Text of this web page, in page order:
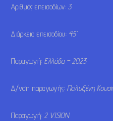
Αριθμός επεισοδίων: 3
Διάρκεια επεισοδίου: 45’
Παραγωγή: Ελλάδα – 2023
Δ/νση παραγωγής: Πολυξένη
Παραγωγή: 2 VISION